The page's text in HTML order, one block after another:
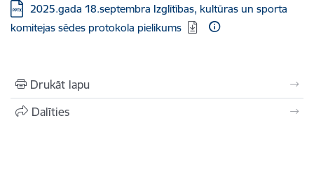
Lejupielādēt:
2025.gada 18.septembra Izglītības, kultūras un sporta
komitejas sēdes protokola pielikums
Drukāt lapu
Dalīties